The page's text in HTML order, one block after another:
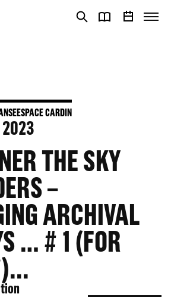
ESPACE CARDIN
2023
THE SKY
–
ARCHIVAL
… # 1 (FOR